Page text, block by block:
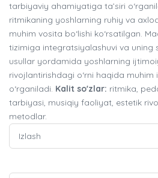
tarbiyaviy ahamiyatiga ta’siri
ritmikaning yoshlarning ruhiy va
muhim vosita bo‘lishi ko‘rsatilgan.
tizimiga integratsiyalashuvi va
usullar yordamida yoshlarning
rivojlantirishdagi o‘rni haqida muhim
o‘rganiladi. Kalit so'zlar: ritmika,
tarbiyasi, musiqiy faoliyat, estetik
metodlar.